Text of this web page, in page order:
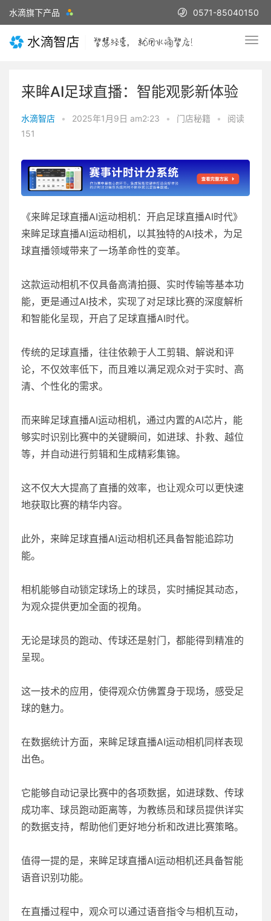
水滴旗下产品 0571-85040150
来眸AI足球直播：智能观影新体验
水滴智店 • 2025年1月9日 am2:23 • 门店秘籍 •
阅读
151
《来眸足球直播AI运动相机：开启足球直播AI时代》
来眸足球直播AI运动相机，以其独特的AI技术，为足
球直播领域带来了一场革命性的变革。
这款运动相机不仅具备高清拍摄、实时传输等基本功
能，更是通过AI技术，实现了对足球比赛的深度解析
和智能化呈现，开启了足球直播AI时代。
传统的足球直播，往往依赖于人工剪辑、解说和评
论，不仅效率低下，而且难以满足观众对于实时、高
清、个性化的需求。
而来眸足球直播AI运动相机，通过内置的AI芯片，能
够实时识别比赛中的关键瞬间，如进球、扑救、越位
等，并自动进行剪辑和生成精彩集锦。
这不仅大大提高了直播的效率，也让观众可以更快速
地获取比赛的精华内容。
此外，来眸足球直播AI运动相机还具备智能追踪功
能。
相机能够自动锁定球场上的球员，实时捕捉其动态，
为观众提供更加全面的视角。
无论是球员的跑动、传球还是射门，都能得到精准的
呈现。
这一技术的应用，使得观众仿佛置身于现场，感受足
球的魅力。
在数据统计方面，来眸足球直播AI运动相机同样表现
出色。
它能够自动记录比赛中的各项数据，如进球数、传球
成功率、球员跑动距离等，为教练员和球员提供详实
的数据支持，帮助他们更好地分析和改进比赛策略。
值得一提的是，来眸足球直播AI运动相机还具备智能
语音识别功能。
在直播过程中，观众可以通过语音指令与相机互动，